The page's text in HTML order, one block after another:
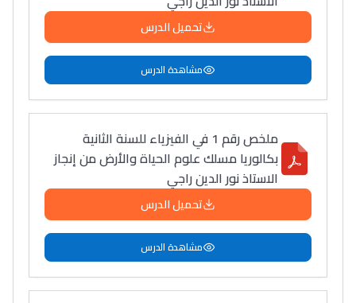
فالرّياضة و الدّراسةتحميل الدرس
مشاهدة الدرس
ملخص رقم 1 في الفيزياء للسنة الثانية
بكالوريا مسلك علوم الحياة والأرض من إنجاز
الاستاذ نور الدين راجي
تحميل الدرس
مشاهدة الدرس